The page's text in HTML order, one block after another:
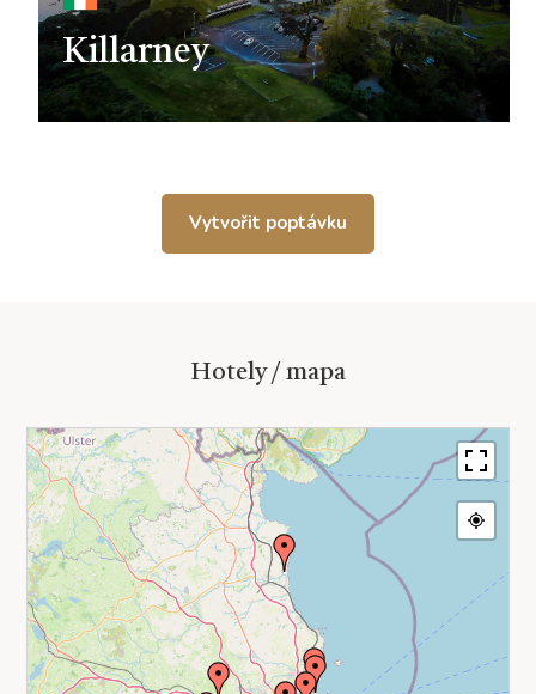
Killarney
Vytvořit poptávku
Hotely / mapa